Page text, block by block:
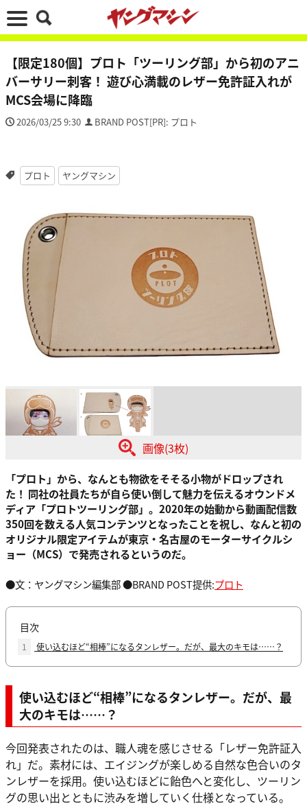
【限定180個】プロト「ツーリング部」から初のアニ
バーサリー刺客！ 遊び心満載のレザー免許証入れが
MCS会場に降臨
2026/03/25 9:30 BRAND POST[PR]: プロト
プロト ヤングマシン
画像(3枚)
「プロト」から、なんとも物欲をそそる小物がドロップされ
た！ 同社の社員たちが自ら使い倒して魅力を伝えるオウンドメ
ディア「プロトツーリング部」。2020年の始動から動画配信数
350回を数える人気コンテンツとなったことを祝し、なんと初の
オリジナル限定アイテムが東京・名古屋のモーターサイクルシ
ョー（MCS）で発売されるというのだ。
●文：ヤングマシン編集部 ●BRAND POST提供:プロト
目次
1 使い込むほど“相棒”になるタンレザー。だが、最大のキモは……？
使い込むほど“相棒”になるタンレザー。だが、最
大のキモは……？
今回発表されたのは、職人魂を感じさせる「レザー免許証入
れ」だ。素材には、エイジングが楽しめる自然な色合いのタ
ンレザーを採用。使い込むほどに飴色へと変化し、ツーリン
グの思い出とともに渋みを増していく仕様となっている。